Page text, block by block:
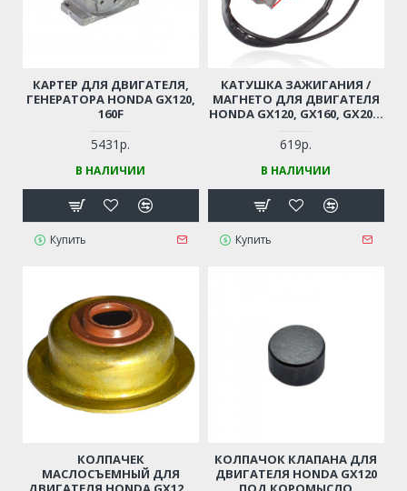
КАРТЕР ДЛЯ ДВИГАТЕЛЯ,
ГЕНЕРАТОРА HONDA GX120,
160F
5431р.
В НАЛИЧИИ
Купить
КАТУШКА ЗАЖИГАНИЯ /
МАГНЕТО ДЛЯ ДВИГАТЕЛЯ
HONDA GX120, GX160, GX200,
619р.
В НАЛИЧИИ
Купить
КОЛПАЧЕК
МАСЛОСЪЕМНЫЙ ДЛЯ
КОЛПАЧОК КЛАПАНА ДЛЯ
ДВИГАТЕЛЯ HONDA GX120